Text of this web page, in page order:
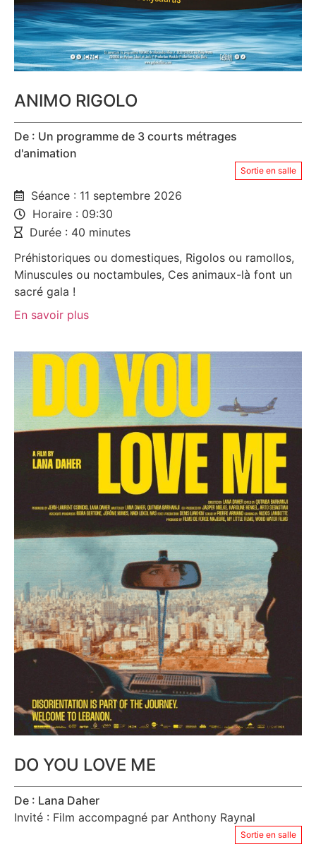
ANIMO RIGOLO
De : Un programme de 3 courts métrages
d'animation
Sortie en salle
Séance : 11 septembre 2026
Horaire : 09:30
Durée : 40 minutes
Préhistoriques ou domestiques, Rigolos ou ramollos,
Minuscules ou noctambules, Ces animaux-là font un
sacré gala !
En savoir plus
DO YOU LOVE ME
De : Lana Daher
Invité : Film accompagné par Anthony Raynal
Sortie en salle